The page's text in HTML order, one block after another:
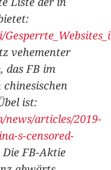
vehementer
das FB im
ist:
news/articles/2019-
s-censored-
Die FB-Aktie